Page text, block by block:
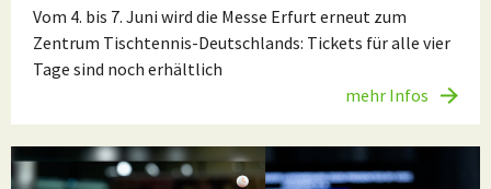
Vom 4. bis 7. Juni wird die Messe Erfurt erneut zum
Zentrum Tischtennis-Deutschlands: Tickets für alle vier
Tage sind noch erhältlich
mehr Infos